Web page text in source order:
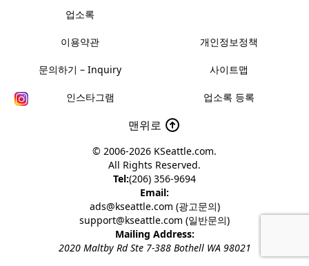
업소록
이용약관 개인정보정책
문의하기 – Inquiry 사이트맵
인스타그램 업소록 등록
맨위로
© 2006-2026 KSeattle.com.
All Rights Reserved.
Tel:(206) 356-9694
Email:
ads@kseattle.com (광고문의)
support@kseattle.com (일반문의)
Mailing Address:
2020 Maltby Rd Ste 7-388 Bothell WA 98021